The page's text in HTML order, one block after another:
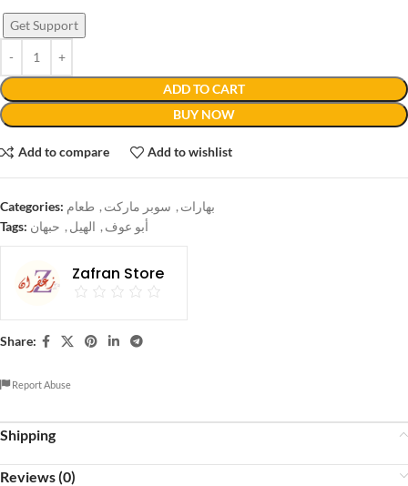
ADD TO CART
BUY NOW
Get Support
Add to compare Add to wishlist
Categories: بهارات , سوبر ماركت , طعام
Tags:
أبو عوف , الهيل , حبهان
Zafran Store
Share:
Report Abuse
Shipping
Reviews (0)